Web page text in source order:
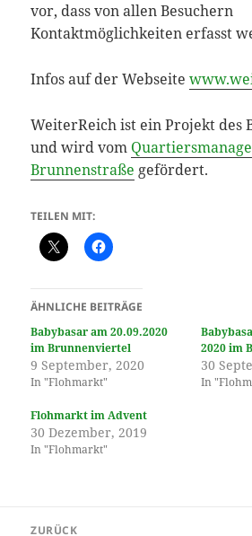
vor, dass von allen Besuchern
Kontaktmöglichkeiten erfasst
Infos auf der Webseite
WeiterReich ist ein Projekt des
und wird vom
Brunnenstraße gefördert.
TEILEN MIT:
ÄHNLICHE BEITRÄGE
Babybasar am 20.09.2020
im Brunnenviertel
9 September, 2020
In "Flohmarkt"
2020 im
30
In
Flohmarkt im Advent
30 Dezember, 2019
In "Flohmarkt"
ZURÜCK